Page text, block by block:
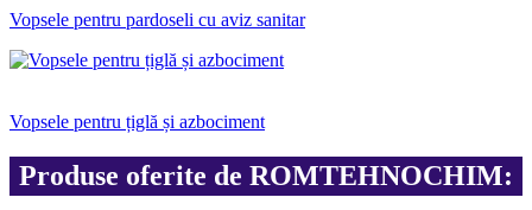
Vopsele pentru pardoseli cu aviz sanitar
Vopsele pentru țiglă și azbociment
Produse oferite de ROMTEHNOCHIM: